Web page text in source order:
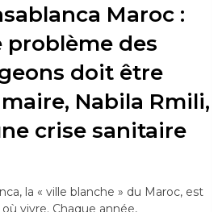
Maroc :
problème des
doit être
Nabila Rmili,
crise sanitaire
la « ville blanche » du Maroc, est
vivre. Chaque année,